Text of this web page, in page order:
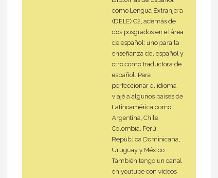
como Lengua Extranjera
(DELE) C2, además de
dos posgrados en el área
de español: uno para la
enseñanza del español y
otro como traductora de
español. Para
perfeccionar el idioma
viajé a algunos países de
Latinoamérica como:
Argentina, Chile,
Colombia, Perú,
República Dominicana,
Uruguay y México.
También tengo un canal
en youtube con vídeos